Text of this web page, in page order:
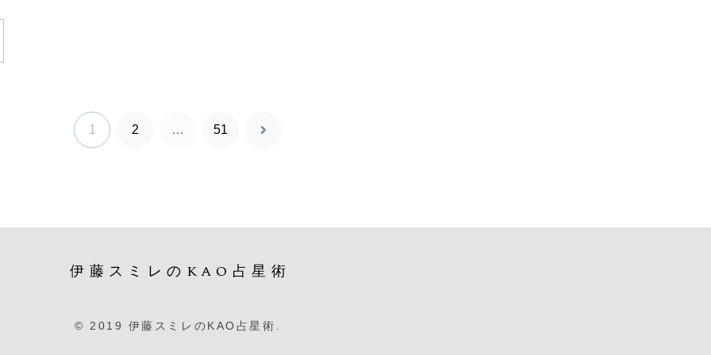
1 2 … 51
次
伊藤スミレのKAO占星術
© 2019 伊藤スミレのKAO占星術.